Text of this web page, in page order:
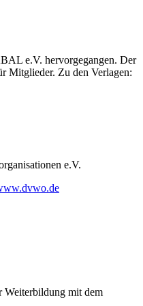
e.V. hervorgegangen. Der
Mitglieder. Zu den Verlagen:
e.V.
Weiterbildung mit dem